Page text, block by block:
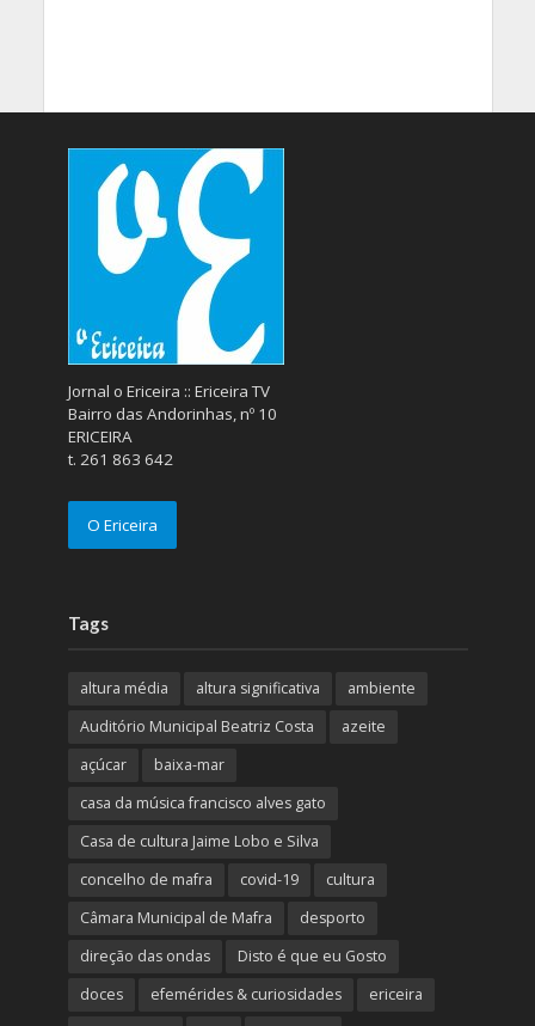
Jornal o Ericeira :: Ericeira TV
Bairro das Andorinhas, nº 10
ERICEIRA
t. 261 863 642
O Ericeira
Tags
altura média altura significativa
ambiente
Auditório Municipal Beatriz Costa
azeite
açúcar
baixa-mar
casa da música francisco alves gato
Casa de cultura Jaime Lobo e Silva
concelho de mafra
covid-19
cultura
Câmara Municipal de Mafra
desporto
direção das ondas
Disto é que eu Gosto
doces
efemérides & curiosidades
ericeira